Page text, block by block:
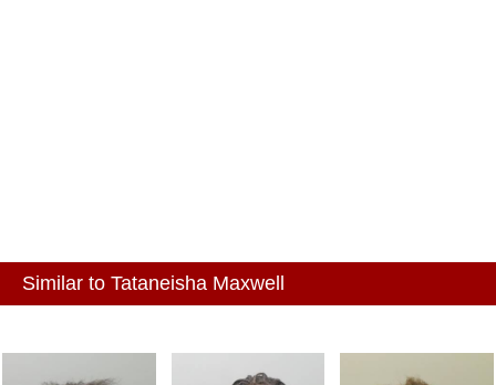
Similar to Tataneisha Maxwell